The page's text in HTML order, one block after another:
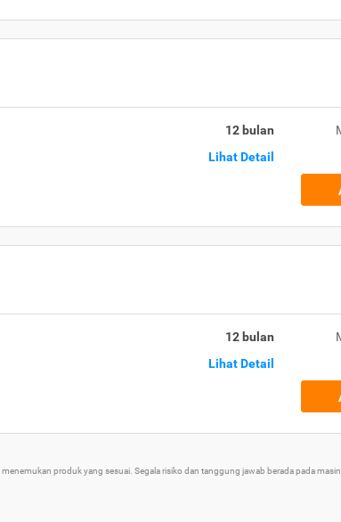
12 bulan
Lihat Detail
12 bulan
Lihat Detail
produk yang sesuai. Segala risiko dan tanggung jawab berada pada